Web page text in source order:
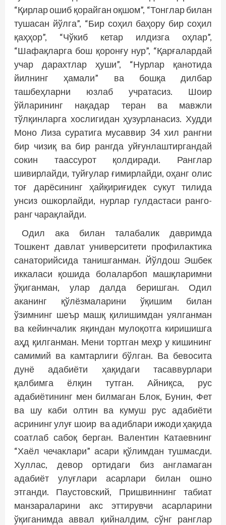
“Қирлар ошиб қорайган оқшом”, “Тонглар билан
тушасан йўлга”, “Бир соҳил баҳору бир соҳил
қаҳҳор”, “Чўкиб кетар илдизга оҳлар”,
“Шафақларга бош қоронғу нур”, “Қарғалардай
учар дарахт­лар ҳуши”, “Нурлар қанотида
йилнинг ҳамали” ва бошқа дилбар
ташбеҳларни юзлаб учратасиз. Шоир
ўйларининг нақадар теран ва мавжли
тўлқинларга хослигидан ҳузурланасиз. Худди
Моно Лиза суратига мусаввир 34 хил рангни
бир чизиқ ва бир рангда уйғунлаштиргандай
сокин таассурот қолдиради. Ранглар
шивирлайди, туйғулар ғимирлайди, оҳанг олис
тоғ дарёсининг ҳайқириғидек сукут тилида
унсиз ошкорлайди, нурлар гулдастаси ранго-
ранг чарақлайди.
Одил ака билан талабалик давримда
Тошкент давлат университети профилактика
санаторийсида танишганман. Йўлдош Эшбек
иккаласи қошида болаларбоп машқларимни
ўқиганман, улар далда беришган. Одил
аканинг қўлёзмаларини ўқишим билан
ўзимнинг шеър машқ қилишимдан уялганман
ва кейинчалик яқиндан мулоқотга киришишга
аҳд қилганман. Мени тортган меҳр у кишининг
самимий ва камтарлиги бўлган. Ва бевосита
дунё адабиёти ҳақидаги тасаввурлари
қалбимга ёлқин тутган. Айниқса, рус
адабиётининг мен билмаган Блок, Бунин, Фет
ва шу каби олтин ва кумуш рус адабиёти
асрининг улуғ шоир ва адиблари ижоди ҳақида
соатлаб сабоқ берган. Валентин Катаевнинг
“Хаёл чечаклари” асари қўлимдан тушмасди.
Хуллас, девор ортидаги биз англамаган
адабиёт улуғлари асарлари билан ошно
этганди. Паустовский, Пришвиннинг табиат
манзараларини акс эттирувчи асарларини
ўқиганимда аввал қийналдим, сўнг ранглар